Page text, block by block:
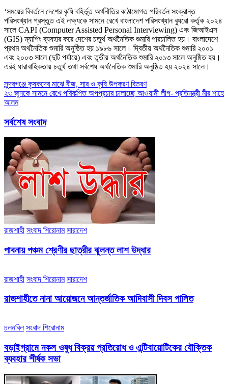
‘সময়ের বিবর্তনে দেশের কৃষি বহির্ভূত অর্থনীতির কাঠামোগত পরিবর্তন সংক্রান্ত
পরিসংখ্যান প্রস্তুত এই লক্ষ্যকে সামনে রেখে বাংলাদেশ পরিসংখ্যান ব্যুরো কর্তৃক ২০২৪
সালে CAPI (Computer Assisted Personal Interviewing) এবং জিআইএস
(GIS) ম্যাপিং ব্যবহার করে দেশের চতুর্থ অর্থনৈতিক শুমারি পারচালিত হয়। বাংলাদেশে
প্রথম অর্থনৈতিক শুমারি অনুষ্ঠিত হয় ১৯৮৬ সালে। দ্বিতীয় অর্থনৈতিক শুমারি ২০০১
এবং ২০০৩ সালে (দুটি পর্যায়ে) এবং তৃতীয় অর্থনৈতিক শুমারি ২০১৩ সালে অনুষ্ঠিত হয়।
এরই ধারাবাহিকতায় চতুর্থ তথা সর্বশেষ অর্থনৈতিক শুমারি অনুষ্ঠিত হয় ২০২৪ সালে।
Post
navigation
সুন্দরগঞ্জে কৃষকদের মাঝে বীজ, সার ও কৃষি উপকরণ বিতরণ
২৩ জুনকে সামনে রেখে পরিকল্পিত অপপ্রচার চালাচ্ছে আওয়ামী লীগ- প্রতিমন্ত্রী মীর শাহে
আলম
সর্বশেষ সংবাদ
রাজশাহী সংবাদ শিরোনাম সারাদেশ
পাবনায় পঞ্চম শ্রেণীর ছাত্রীর ঝুলন্ত লাশ উদ্ধার
রাজশাহী সংবাদ শিরোনাম সারাদেশ
রাজশাহীতে নানা আয়োজনে আন্তর্জাতিক আদিবাসী দিবস পালিত
চলনবিল সংবাদ শিরোনাম
বড়াইগ্রামে নকল ওষুধ বিক্রয় প্রতিরোধ ও এন্টিবায়োটিকের যৌক্তিক
ব্যবহার শীর্ষক সভা